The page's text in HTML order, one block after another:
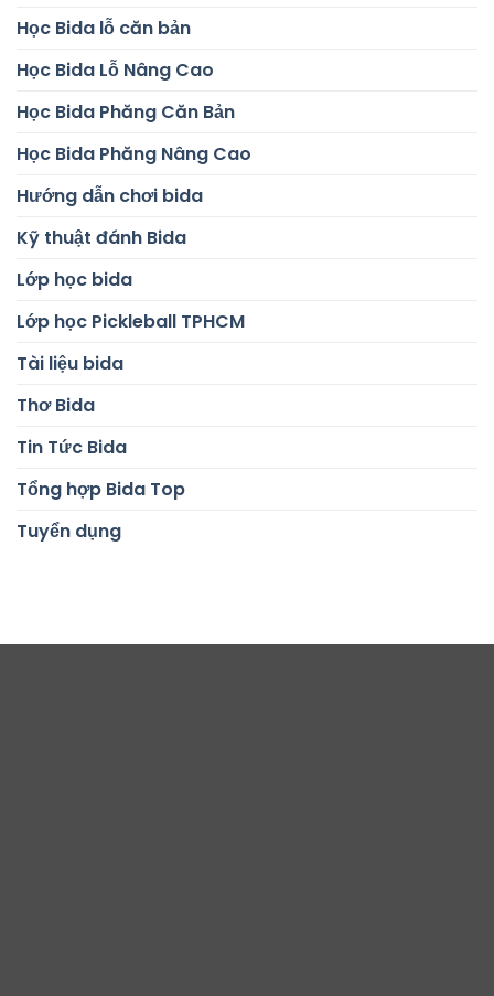
Học Bida lỗ căn bản
Học Bida Lỗ Nâng Cao
Học Bida Phăng Căn Bản
Học Bida Phăng Nâng Cao
Hướng dẫn chơi bida
Kỹ thuật đánh Bida
Lớp học bida
Lớp học Pickleball TPHCM
Tài liệu bida
Thơ Bida
Tin Tức Bida
Tổng hợp Bida Top
Tuyển dụng